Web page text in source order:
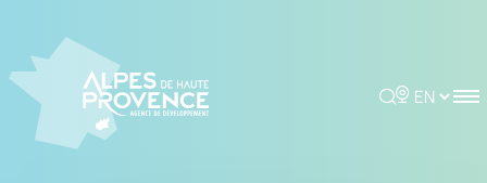
Rechercher
Choisir la